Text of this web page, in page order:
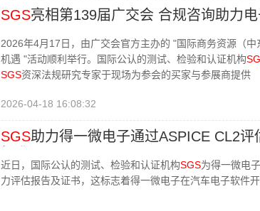
SGS亮相第139届广交会 合规咨询助力
2026年4月17日，由广交会官方主办的 "国际商务资源（
机遇 "活动顺利举行。国际公认的测试、检验和认证机构
SGS资深法规研究专家于现场为参会的买家与参展商提供
2026-04-18 16:08:32
SGS助力得一微电子通过ASPICE CL2
近日，国际公认的测试、检验和认证机构SGS为得一微电
力评估报告及证书，这标志着得一微电子在汽车电子软件